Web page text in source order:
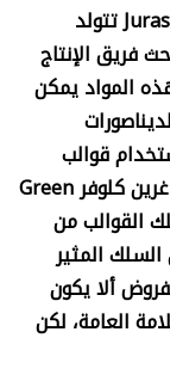
تتولد
فريق الإنتاج
المواد يمكن
قوالب
كلوفرGreen
القوالب من
المثير
ألا يكون
العامة، لكن